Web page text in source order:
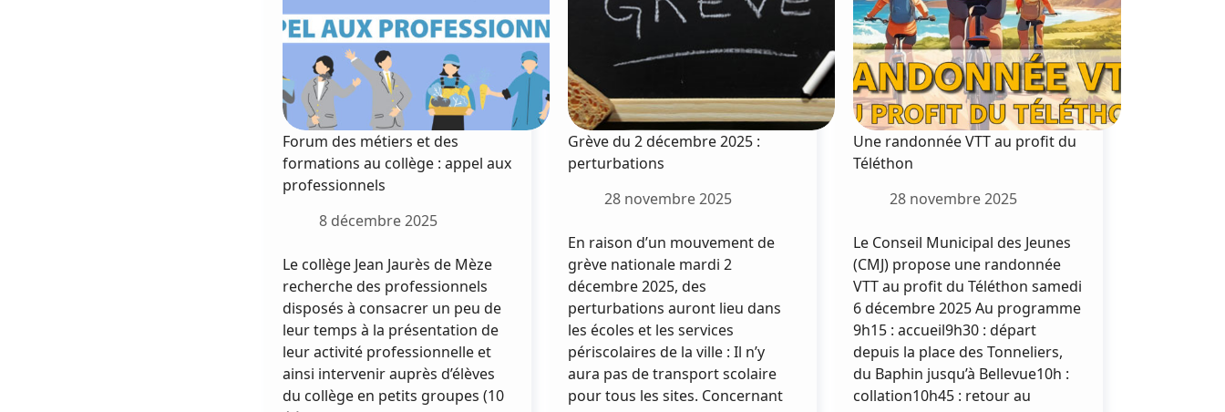
Forum des métiers et des
formations au collège : appel aux
professionnels
8 décembre 2025
Le collège Jean Jaurès de Mèze
recherche des professionnels
disposés à consacrer un peu de
leur temps à la présentation de
leur activité professionnelle et
ainsi intervenir auprès d’élèves
du collège en petits groupes (10
Grève du 2 décembre 2025 :
perturbations
28 novembre 2025
En raison d’un mouvement de
grève nationale mardi 2
décembre 2025, des
perturbations auront lieu dans
les écoles et les services
périscolaires de la ville : Il n’y
aura pas de transport scolaire
pour tous les sites. Concernant
Une randonnée VTT au profit du
Téléthon
28 novembre 2025
Le Conseil Municipal des Jeunes
(CMJ) propose une randonnée
VTT au profit du Téléthon samedi
6 décembre 2025 Au programme
9h15 : accueil9h30 : départ
depuis la place des Tonneliers,
du Baphin jusqu’à Bellevue10h :
collation10h45 : retour au